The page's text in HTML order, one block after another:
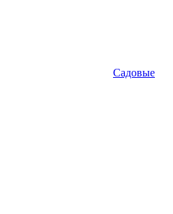
Садовые